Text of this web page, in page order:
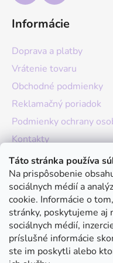
Táto stránka používa
Na prispôsobenie
sociálnych médií a
cookie. Informácie o
stránky, poskytujeme aj
sociálnych médií,
príslušné informácie
ste im poskytli alebo
Informácie
Doprava a platby
Vrátenie tovaru
Obchodné podmienky
Reklamačný poriadok
Podmienky ochrany
Kontakty
O nás
Hodnotenie obchodu
Moja objednávka
Instagram